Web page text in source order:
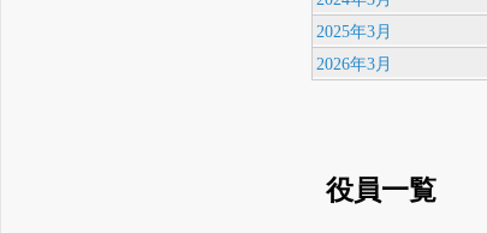
2025年3月
2026年3月
役員一覧